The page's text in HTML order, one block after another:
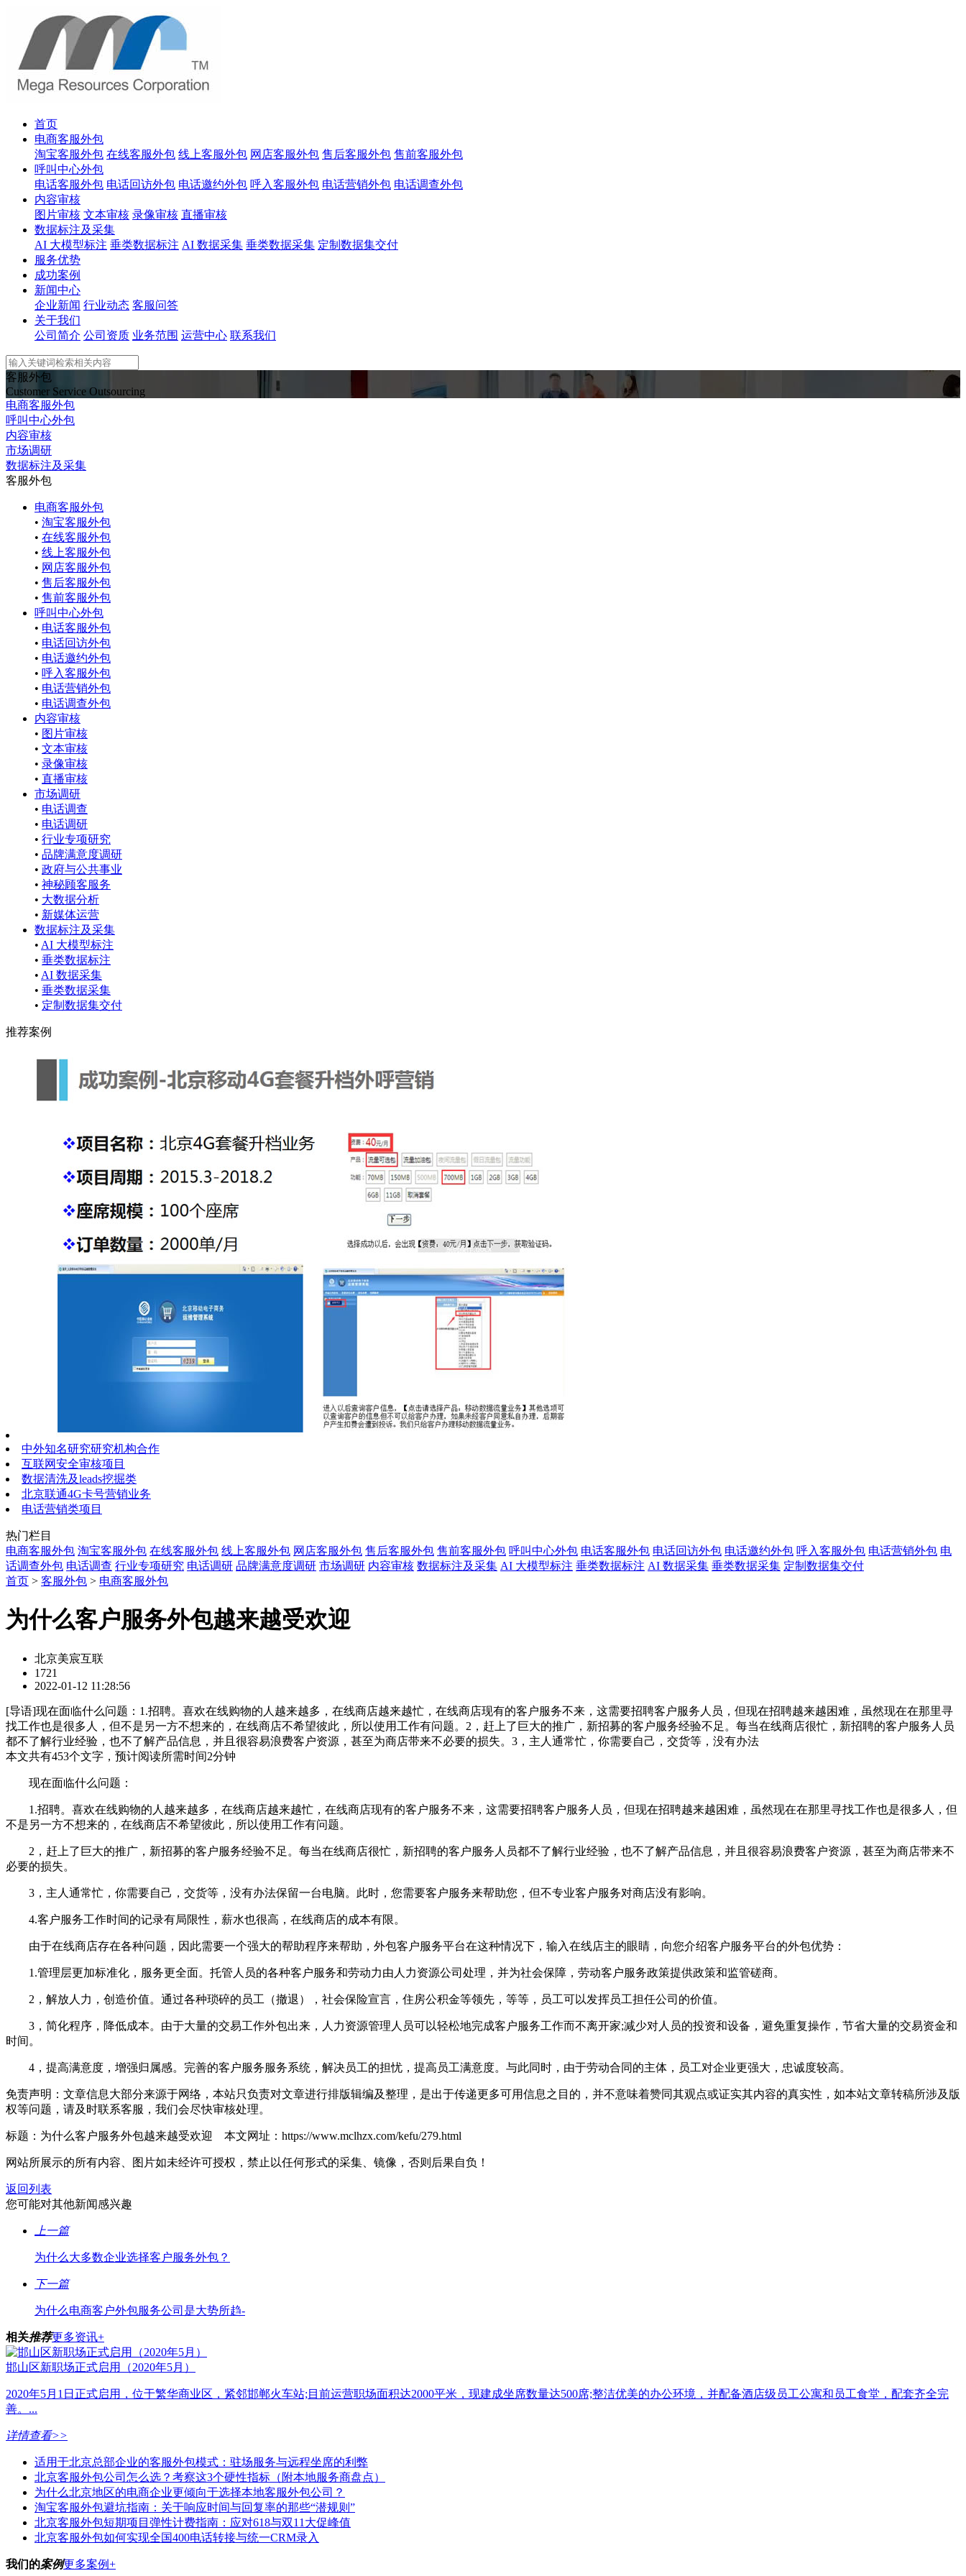
首页
电商客服外包
淘宝客服外包 在线客服外包 线上客服外包 网店客服外包 售后客服外包 售前客服外包
呼叫中心外包
电话客服外包 电话回访外包 电话邀约外包 呼入客服外包 电话营销外包 电话调查外包
内容审核
图片审核 文本审核 录像审核 直播审核
数据标注及采集
AI 大模型标注 垂类数据标注 AI 数据采集 垂类数据采集 定制数据集交付
服务优势
成功案例
新闻中心
企业新闻 行业动态 客服问答
关于我们
公司简介 公司资质 业务范围 运营中心 联系我们
客服外包
Customer Service Outsourcing
电商客服外包
呼叫中心外包
内容审核
市场调研
数据标注及采集
客服外包
电商客服外包
• 淘宝客服外包
• 在线客服外包
• 线上客服外包
• 网店客服外包
• 售后客服外包
• 售前客服外包
呼叫中心外包
• 电话客服外包
• 电话回访外包
• 电话邀约外包
• 呼入客服外包
• 电话营销外包
• 电话调查外包
内容审核
• 图片审核
• 文本审核
• 录像审核
• 直播审核
市场调研
• 电话调查
• 电话调研
• 行业专项研究
• 品牌满意度调研
• 政府与公共事业
• 神秘顾客服务
• 大数据分析
• 新媒体运营
数据标注及采集
• AI 大模型标注
• 垂类数据标注
• AI 数据采集
• 垂类数据采集
• 定制数据集交付
推荐案例
中外知名研究研究机构合作
互联网安全审核项目
数据清洗及leads挖掘类
北京联通4G卡号营销业务
电话营销类项目
热门栏目
电商客服外包 淘宝客服外包 在线客服外包 线上客服外包 网店客服外包 售后客服外包 售前客服外包 呼叫中心外包 电话客服外包 电话回访外包 电话邀约外包 呼入客服外包 电话营销外包 电
话调查外包 电话调查 行业专项研究 电话调研 品牌满意度调研 市场调研 内容审核 数据标注及采集 AI 大模型标注 垂类数据标注 AI 数据采集 垂类数据采集 定制数据集交付
首页 > 客服外包 > 电商客服外包
为什么客户服务外包越来越受欢迎
北京美宸互联
1721
2022-01-12 11:28:56
[导语]现在面临什么问题：1.招聘。喜欢在线购物的人越来越多，在线商店越来越忙，在线商店现有的客户服务不来，这需要招聘客户服务人员，但现在招聘越来越困难，虽然现在在那里寻
找工作也是很多人，但不是另一方不想来的，在线商店不希望彼此，所以使用工作有问题。2，赶上了巨大的推广，新招募的客户服务经验不足。每当在线商店很忙，新招聘的客户服务人员
都不了解行业经验，也不了解产品信息，并且很容易浪费客户资源，甚至为商店带来不必要的损失。3，主人通常忙，你需要自己，交货等，没有办法
本文共有453个文字，预计阅读所需时间2分钟
现在面临什么问题：
1.招聘。喜欢在线购物的人越来越多，在线商店越来越忙，在线商店现有的客户服务不来，这需要招聘客户服务人员，但现在招聘越来越困难，虽然现在在那里寻找工作也是很多人，但
不是另一方不想来的，在线商店不希望彼此，所以使用工作有问题。
2，赶上了巨大的推广，新招募的客户服务经验不足。每当在线商店很忙，新招聘的客户服务人员都不了解行业经验，也不了解产品信息，并且很容易浪费客户资源，甚至为商店带来不
必要的损失。
3，主人通常忙，你需要自己，交货等，没有办法保留一台电脑。此时，您需要客户服务来帮助您，但不专业客户服务对商店没有影响。
4.客户服务工作时间的记录有局限性，薪水也很高，在线商店的成本有限。
由于在线商店存在各种问题，因此需要一个强大的帮助程序来帮助，外包客户服务平台在这种情况下，输入在线店主的眼睛，向您介绍客户服务平台的外包优势：
1.管理层更加标准化，服务更全面。托管人员的各种客户服务和劳动力由人力资源公司处理，并为社会保障，劳动客户服务政策提供政策和监管磋商。
2，解放人力，创造价值。通过各种琐碎的员工（撤退），社会保险宣言，住房公积金等领先，等等，员工可以发挥员工担任公司的价值。
3，简化程序，降低成本。由于大量的交易工作外包出来，人力资源管理人员可以轻松地完成客户服务工作而不离开家;减少对人员的投资和设备，避免重复操作，节省大量的交易资金和
时间。
4，提高满意度，增强归属感。完善的客户服务服务系统，解决员工的担忧，提高员工满意度。与此同时，由于劳动合同的主体，员工对企业更强大，忠诚度较高。
免责声明：文章信息大部分来源于网络，本站只负责对文章进行排版辑编及整理，是出于传递更多可用信息之目的，并不意味着赞同其观点或证实其内容的真实性，如本站文章转稿所涉及版
权等问题，请及时联系客服，我们会尽快审核处理。
标题：为什么客户服务外包越来越受欢迎 本文网址：https://www.mclhzx.com/kefu/279.html
网站所展示的所有内容、图片如未经许可授权，禁止以任何形式的采集、镜像，否则后果自负！
返回列表
您可能对其他新闻感兴趣
上一篇
为什么大多数企业选择客户服务外包？
下一篇
为什么电商客户外包服务公司是大势所趋-
相关推荐更多资讯+
邯山区新职场正式启用（2020年5月）
2020年5月1日正式启用，位于繁华商业区，紧邻邯郸火车站;目前运营职场面积达2000平米，现建成坐席数量达500席;整洁优美的办公环境，并配备酒店级员工公寓和员工食堂，配套齐全完
善。...
详情查看>>
适用于北京总部企业的客服外包模式：驻场服务与远程坐席的利弊
北京客服外包公司怎么选？考察这3个硬性指标（附本地服务商盘点）
为什么北京地区的电商企业更倾向于选择本地客服外包公司？
淘宝客服外包避坑指南：关于响应时间与回复率的那些“潜规则”
北京客服外包短期项目弹性计费指南：应对618与双11大促峰值
北京客服外包如何实现全国400电话转接与统一CRM录入
我们的案例更多案例+